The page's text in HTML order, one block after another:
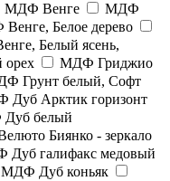
МДФ Венге
МДФ
Белое дерево
Белый ясень,
МДФ Гриджио
Грунт белый, Софт
Арктик горизонт
белый
Биянко - зеркало
галифакс медовый
МДФ Дуб коньяк